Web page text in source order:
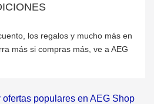
los regalos y mucho más en
más si compras más, ve a AEG
populares en AEG Shop